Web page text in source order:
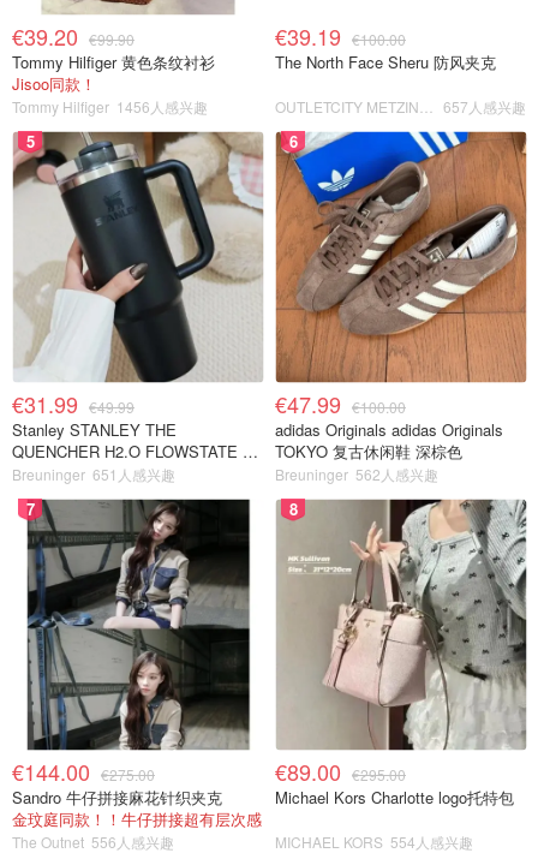
€39.20 €99.90
Tommy Hilfiger 黄色条纹衬衫
Jisoo同款！
Tommy Hilfiger 1456人感兴趣
€39.19 €100.00
The North Face Sheru 防风夹克
657人感兴趣
5
€31.99 €49.99
Stanley STANLEY THE
QUENCHER H2.O FLOWSTATE 保
温杯 1.18L 黑色
Breuninger 651人感兴趣
6
€47.99 €100.00
adidas Originals adidas Originals
TOKYO 复古休闲鞋 深棕色
Breuninger 562人感兴趣
7
€144.00 €275.00
Sandro 牛仔拼接麻花针织夹克
金玟庭同款！！牛仔拼接超有层次感
The Outnet 556人感兴趣
8
€89.00 €295.00
Michael Kors Charlotte logo托特包
MICHAEL KORS 554人感兴趣